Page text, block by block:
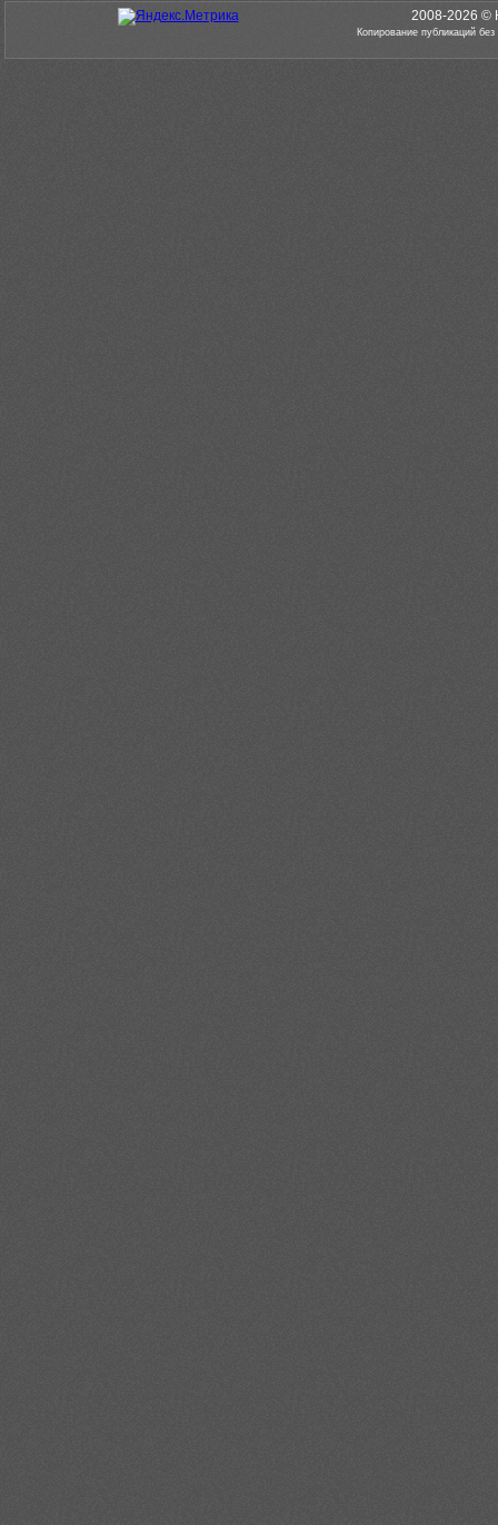
2008-2026 ©
Копирование публикаций